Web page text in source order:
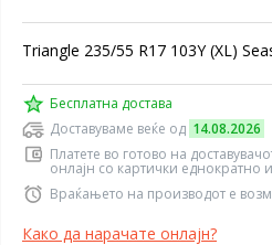
Triangle 235/55 R17 103Y (XL)
Бесплатна достава
Доставуваме веќе од 14.08.2026
Платете во готово на
онлајн со картички еднократно
Враќањето на производот е
Како да нарачате онлајн?